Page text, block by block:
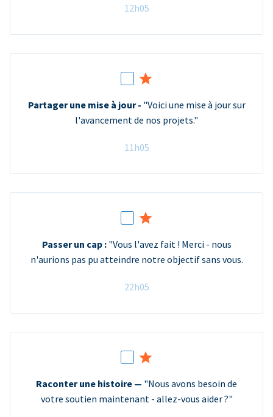
12h05
Partager une mise à jour - "Voici une mise à jour sur
l'avancement de nos projets."
11h05
Passer un cap :"Vous l'avez fait ! Merci - nous
n'aurions pas pu atteindre notre objectif sans vous.
22h05
Raconter une histoire — "Nous avons besoin de
votre soutien maintenant - allez-vous aider ?"